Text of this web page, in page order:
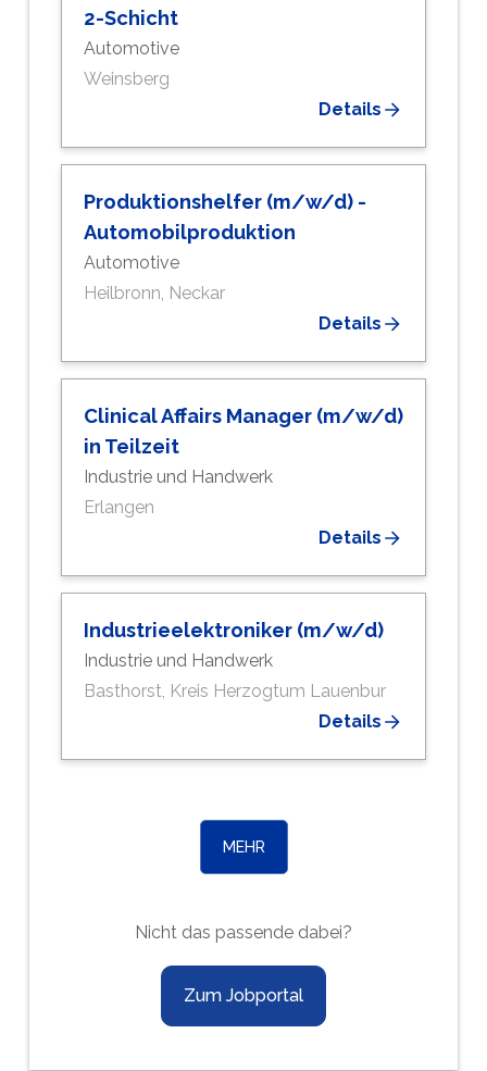
2-Schicht
Automotive
Weinsberg
Details
Produktionshelfer (m/w/d) -
Automobilproduktion
Automotive
Heilbronn, Neckar
Details
Clinical Affairs Manager (m/w/d)
in Teilzeit
Industrie und Handwerk
Erlangen
Details
Industrieelektroniker (m/w/d)
Industrie und Handwerk
Basthorst, Kreis Herzogtum Lauenbur
Details
MEHR
Nicht das passende dabei?
Zum Jobportal